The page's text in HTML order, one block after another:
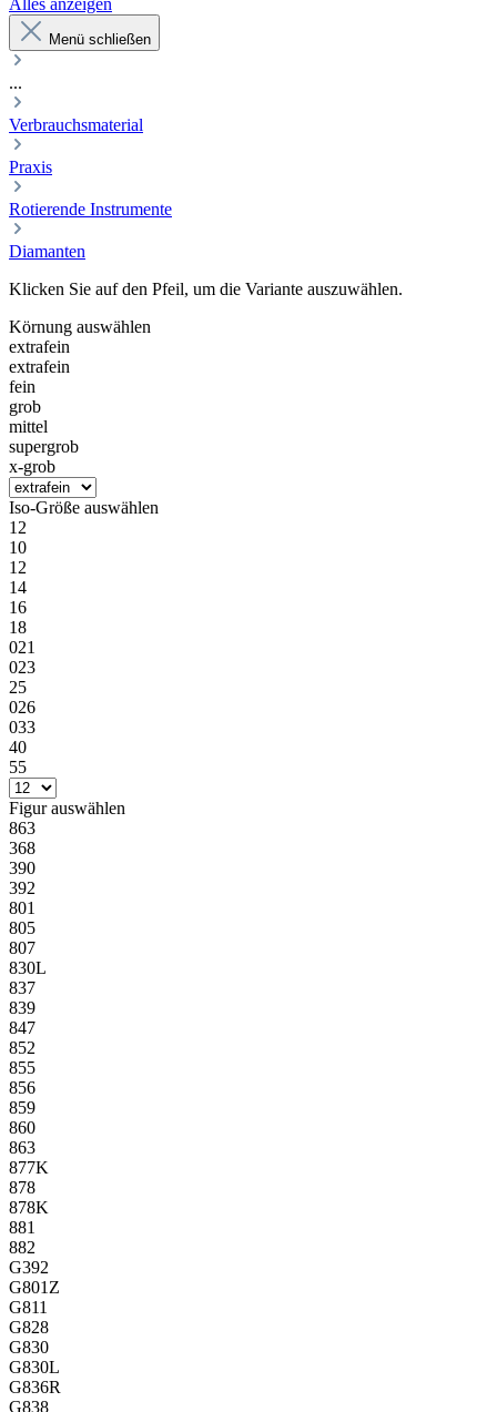
Alles anzeigen
Menü schließen
...
Verbrauchsmaterial
Praxis
Rotierende Instrumente
Diamanten
Klicken Sie auf den Pfeil, um die Variante auszuwählen.
Körnung auswählen
extrafein
extrafein
fein
grob
mittel
supergrob
x-grob
Iso-Größe auswählen
12
10
12
14
16
18
021
023
25
026
033
40
55
Figurauswählen
863
368
390
392
801
805
807
830L
837
839
847
852
855
856
859
860
863
877K
878
878K
881
882
G392
G801Z
G811
G828
G830
G830L
G836R
G838